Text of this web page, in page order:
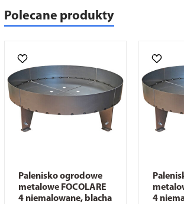
Polecane produkty
Palenisko ogrodowe
metalowe FOCOLARE
4 niemalowane, blacha
4